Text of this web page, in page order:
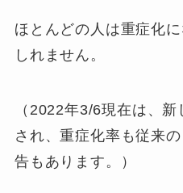
ほとんどの人は重症化
しれません。
（2022年3/6現在は、
され、重症化率も従来
告もあります。）